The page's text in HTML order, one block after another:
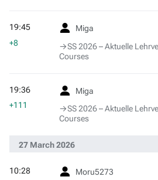
Miga
→‎SS 2026 – Aktuelle
Courses
19:45
+8
Miga
→‎SS 2026 – Aktuelle
Courses
19:36
+111
27 March 2026
Moru5273
10:28